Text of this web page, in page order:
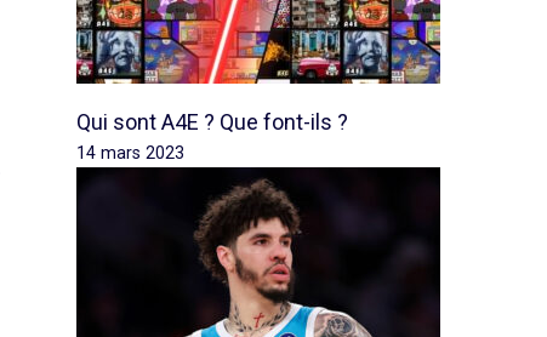
Qui sont A4E ? Que font-ils ?
14 mars 2023